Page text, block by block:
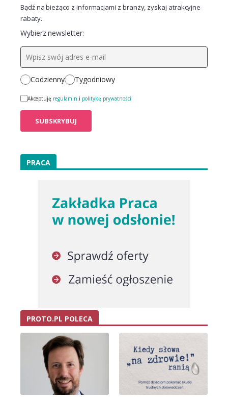
Bądź na bieżąco z informacjami z branży, zyskaj atrakcyjne
rabaty.
Wybierz newsletter:
Codzienny Tygodniowy
Akceptuję regulamin i politykę prywatności
PRACA
PROTO.PL POLECA